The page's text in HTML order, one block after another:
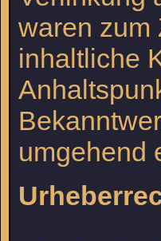
waren zum
inhaltliche
umgehend